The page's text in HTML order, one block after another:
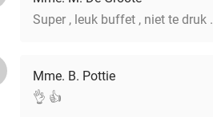
Super , leuk buffet , niet te druk .
Mme. B. Pottie
👌 👍